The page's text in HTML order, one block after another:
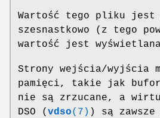
Wartość tego pliku jest
szesnastkowo (z tego
wartość jest
Strony wejścia/wyjścia
pamięci, takie jak
nie są zrzucane, a
DSO ( vdso(7) ) są zawsze